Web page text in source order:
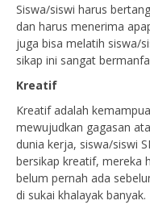
Siswa/siswi harus
dan harus menerima
juga bisa melatih siswa/
sikap ini sangat
Kreatif
Kreatif adalah
mewujudkan gagasan
dunia kerja, siswa/siswi
bersikap kreatif, mereka
belum pernah ada
di sukai khalayak banyak.